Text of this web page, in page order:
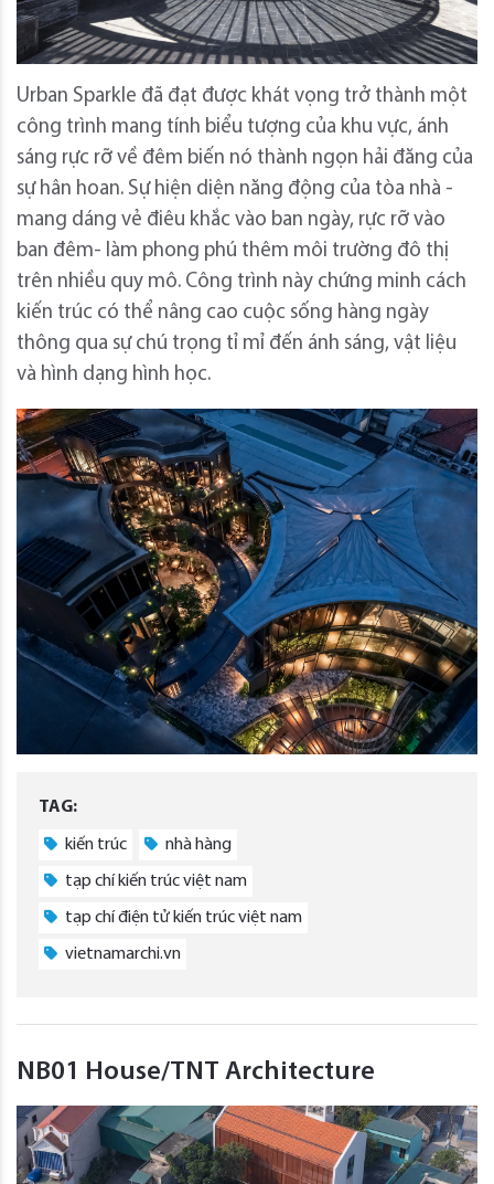
Urban Sparkle đã đạt được khát vọng trở thành một
công trình mang tính biểu tượng của khu vực, ánh
sáng rực rỡ về đêm biến nó thành ngọn hải đăng của
sự hân hoan. Sự hiện diện năng động của tòa nhà -
mang dáng vẻ điêu khắc vào ban ngày, rực rỡ vào
ban đêm- làm phong phú thêm môi trường đô thị
trên nhiều quy mô. Công trình này chứng minh cách
kiến ​​trúc có thể nâng cao cuộc sống hàng ngày
thông qua sự chú trọng tỉ mỉ đến ánh sáng, vật liệu
và hình dạng hình học.
TAG:
kiến trúc nhà hàng
tạp chí kiến trúc việt nam
tạp chí điện tử kiến trúc việt nam
vietnamarchi.vn
NB01 House/TNT Architecture